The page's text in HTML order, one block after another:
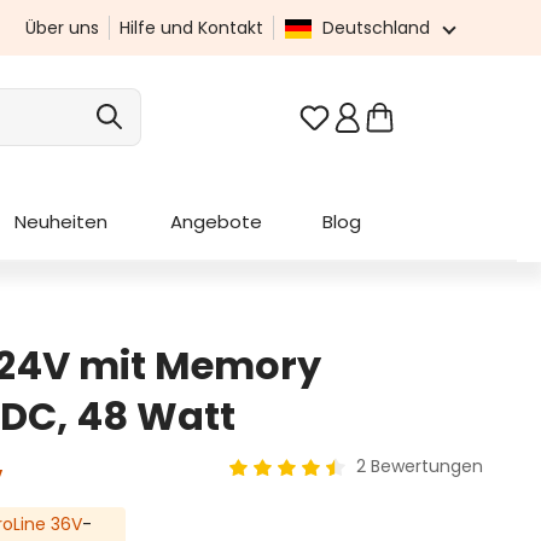
Über uns Hilfe und Kontakt Deutschland
Du hast 0 Produkte
Neuheiten Angebote Blog
mit Memory
48 Watt
36V-
2 Bewertungen